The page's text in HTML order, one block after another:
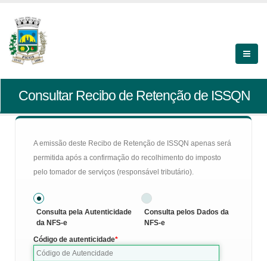
Consultar Recibo de Retenção de ISSQN
A emissão deste Recibo de Retenção de ISSQN apenas será
permitida após a confirmação do recolhimento do imposto
pelo tomador de serviços (responsável tributário).
Consulta pela Autenticidade
da NFS-e
Consulta pelos Dados da
NFS-e
Código de autenticidade